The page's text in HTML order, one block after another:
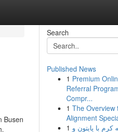
Busen
Search
Published News
1 Premium
Referral
Compr...
1 The Overview
Alignment
1 با پایتون و